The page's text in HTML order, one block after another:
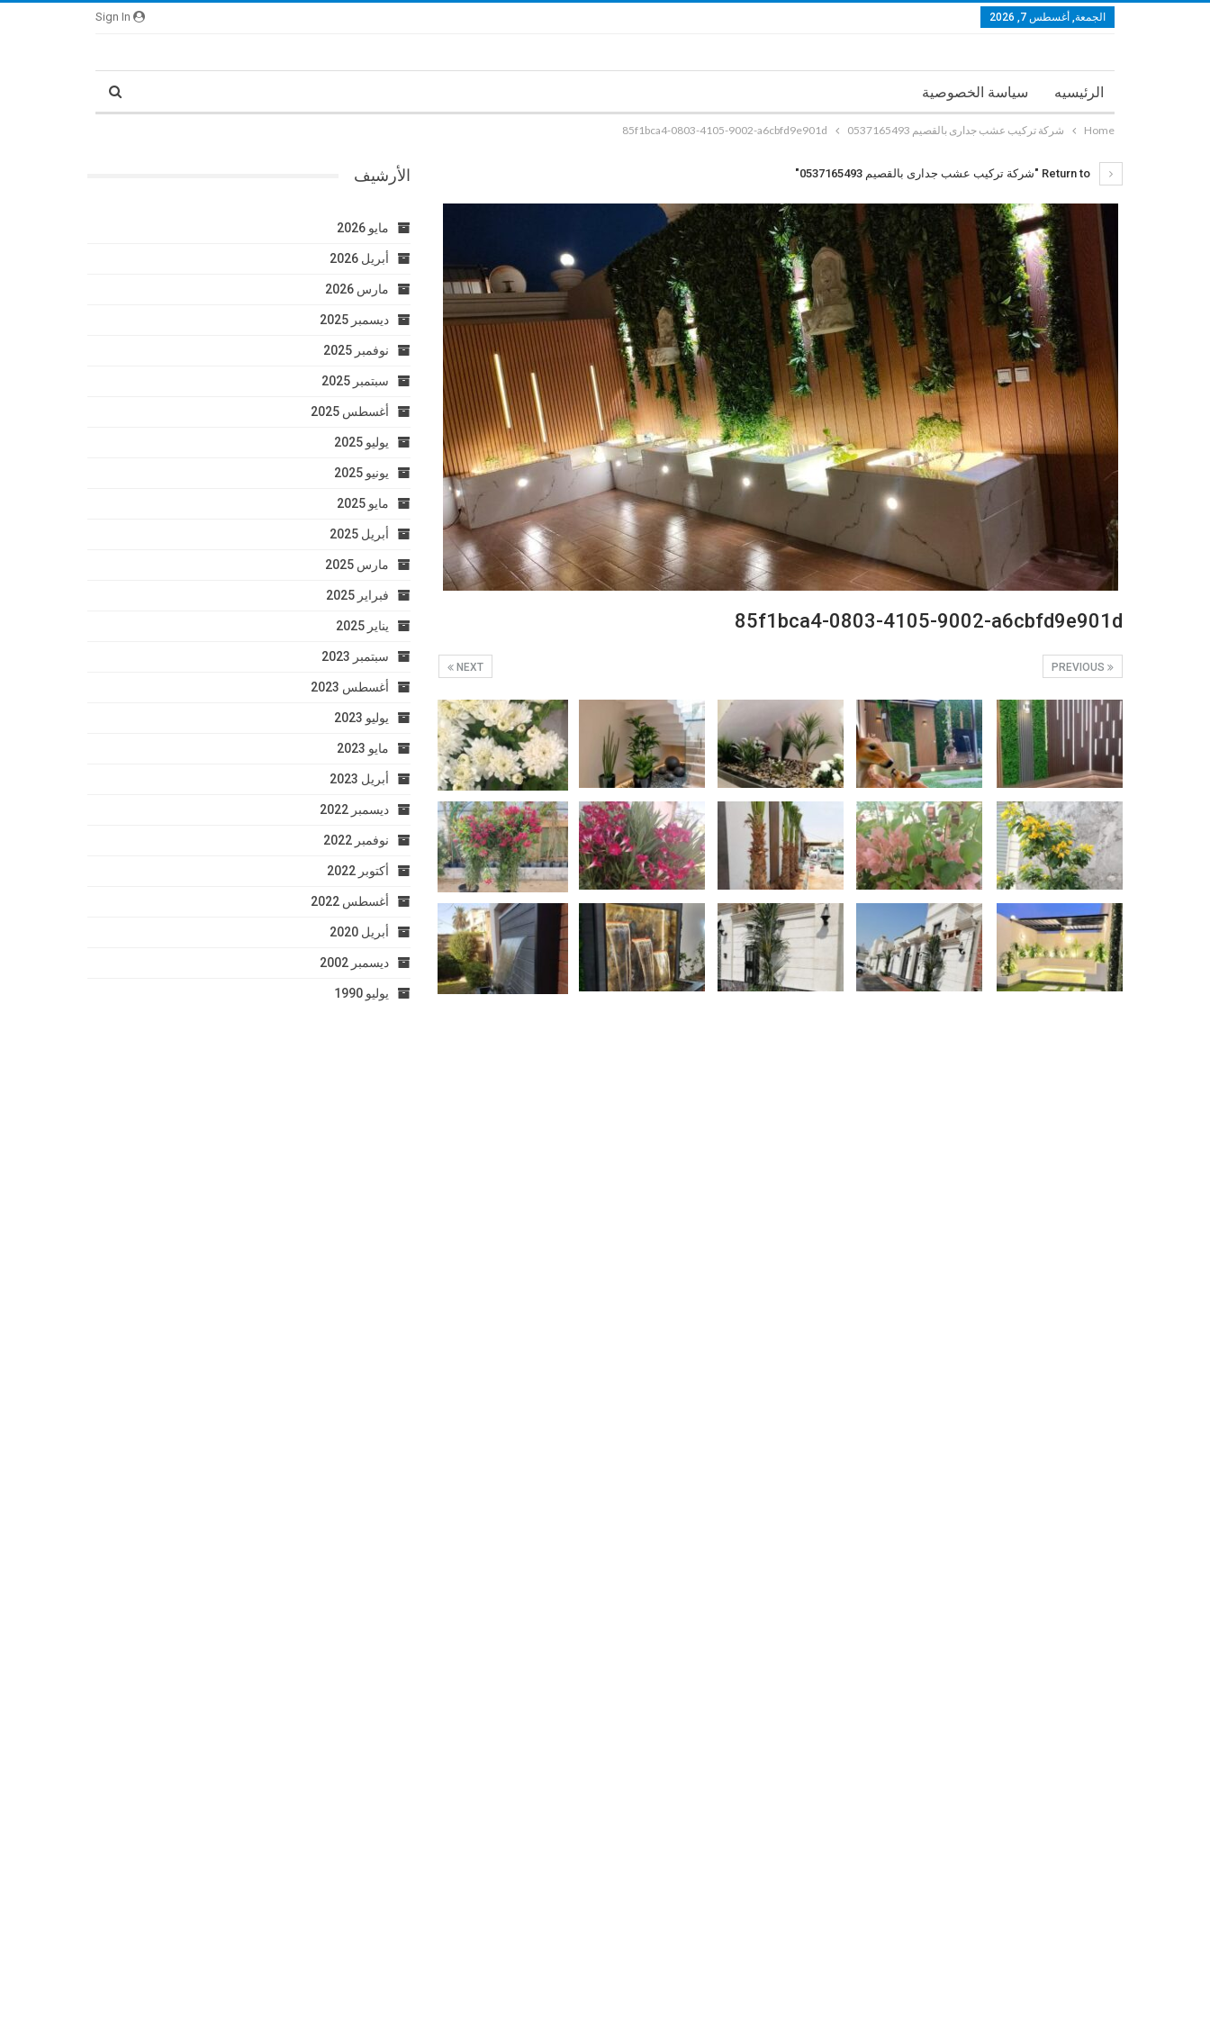
الجمعة, أغسطس 7, 2026
الرئيسيه سياسة الخصوصية
Home شركة تركيب عشب جدارى بالقصيم 0537165493 85f1bca4-0803-4105-9002-a6cbfd9e901d
85f1bca4-0803-4105-9002-a6cbfd9e901d
NEXT
الأرشيف
مايو 2026
أبريل 2026
مارس 2026
ديسمبر 2025
نوفمبر 2025
سبتمبر 2025
أغسطس 2025
يوليو 2025
يونيو 2025
مايو 2025
أبريل 2025
مارس 2025
فبراير 2025
يناير 2025
سبتمبر 2023
أغسطس 2023
يوليو 2023
مايو 2023
أبريل 2023
ديسمبر 2022
نوفمبر 2022
أكتوبر 2022
أغسطس 2022
أبريل 2020
ديسمبر 2002
يوليو 1990